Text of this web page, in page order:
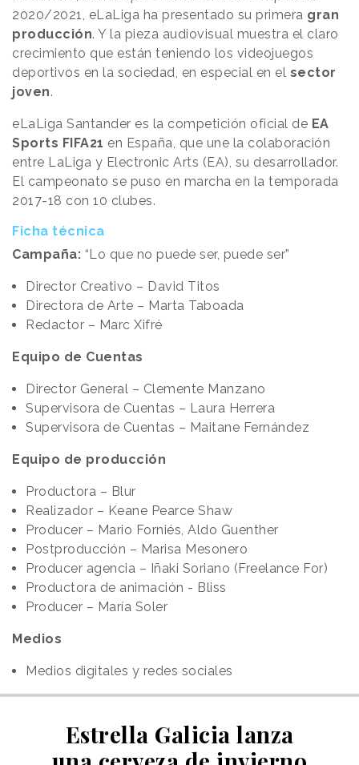
2020/2021, eLaLiga ha presentado su primera gran
producción. Y la pieza audiovisual muestra el claro
crecimiento que están teniendo los videojuegos
deportivos en la sociedad, en especial en el sector
joven.
eLaLiga Santander es la competición oficial de EA
Sports FIFA21 en España, que une la colaboración
entre LaLiga y Electronic Arts (EA), su desarrollador.
El campeonato se puso en marcha en la temporada
2017-18 con 10 clubes.
Ficha técnica
Campaña: “Lo que no puede ser, puede ser”
Director Creativo – David Titos
Directora de Arte – Marta Taboada
Redactor – Marc Xifré
Equipo de Cuentas
Director General – Clemente Manzano
Supervisora de Cuentas – Laura Herrera
Supervisora de Cuentas – Maitane Fernández
Equipo de producción
Productora – Blur
Realizador – Keane Pearce Shaw
Producer – Mario Forniés, Aldo Guenther
Postproducción – Marisa Mesonero
Producer agencia – Iñaki Soriano (Freelance For)
Productora de animación - Bliss
Producer – María Soler
Medios
Medios digitales y redes sociales
Estrella Galicia lanza